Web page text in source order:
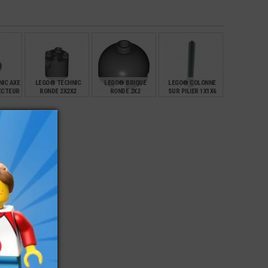
AXE
LEGO® TECHNIC
RONDE 2X2X2
LEGO® BRIQUE
RONDE 2X2
LEGO® COLONNE
SUR PILIER 1X1X6